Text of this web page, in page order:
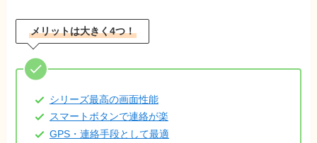
メリットは大きく4つ！
シリーズ最高の画面性能
スマートボタンで連絡が楽
GPS・連絡手段として最適